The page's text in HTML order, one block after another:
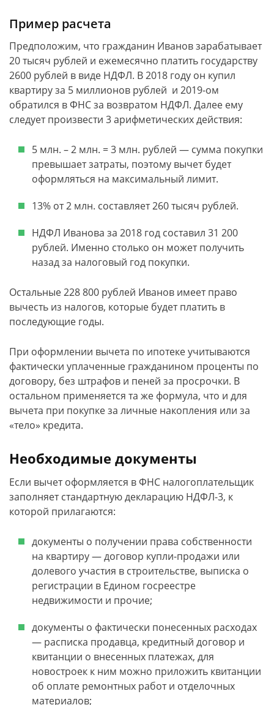
Пример расчета
Предположим, что гражданин Иванов зарабатывает
20 тысяч рублей и ежемесячно платить государству
2600 рублей в виде НДФЛ. В 2018 году он купил
квартиру за 5 миллионов рублей и 2019-ом
обратился в ФНС за возвратом НДФЛ. Далее ему
следует произвести 3 арифметических действия:
5 млн. – 2 млн. = 3 млн. рублей — сумма покупки
превышает затраты, поэтому вычет будет
оформляться на максимальный лимит.
13% от 2 млн. составляет 260 тысяч рублей.
НДФЛ Иванова за 2018 год составил 31 200
рублей. Именно столько он может получить
назад за налоговый год покупки.
Остальные 228 800 рублей Иванов имеет право
вычесть из налогов, которые будет платить в
последующие годы.
При оформлении вычета по ипотеке учитываются
фактически уплаченные гражданином проценты по
договору, без штрафов и пеней за просрочки. В
остальном применяется та же формула, что и для
вычета при покупке за личные накопления или за
«тело» кредита.
Необходимые документы
Если вычет оформляется в ФНС налогоплательщик
заполняет стандартную декларацию НДФЛ-3, к
которой прилагаются:
документы о получении права собственности
на квартиру — договор купли-продажи или
долевого участия в строительстве, выписка о
регистрации в Едином госреестре
недвижимости и прочие;
документы о фактически понесенных расходах
— расписка продавца, кредитный договор и
квитанции о внесенных платежах, для
новостроек к ним можно приложить квитанции
об оплате ремонтных работ и отделочных
материалов;